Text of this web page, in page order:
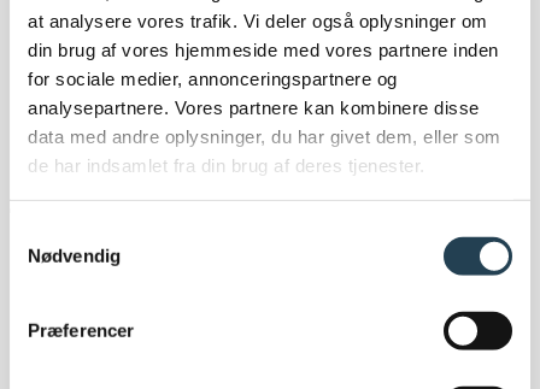
at analysere vores trafik. Vi deler også oplysninger om
din brug af vores hjemmeside med vores partnere inden
for sociale medier, annonceringspartnere og
analysepartnere. Vores partnere kan kombinere disse
data med andre oplysninger, du har givet dem, eller som
de har indsamlet fra din brug af deres tjenester.
Nødvendig
Præferencer
Nyheder og presse
Nyhedsartikler
Presse
Tilmeld nyhedsbrev
Prisliste 2023